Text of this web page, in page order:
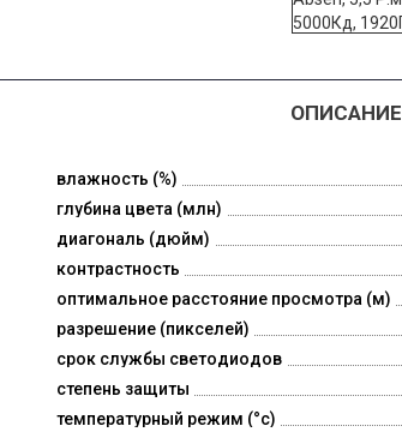
ОПИСАНИЕ
влажность (%)
глубина цвета (млн)
диагональ (дюйм)
контрастность
оптимальное расстояние просмотра (м)
разрешение (пикселей)
срок службы светодиодов
степень защиты
температурный режим (°c)